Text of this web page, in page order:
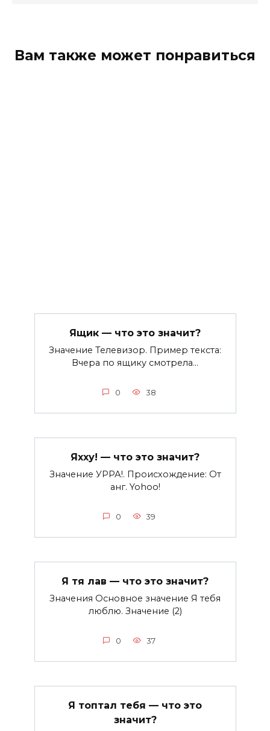
Вам также может понравиться
Ящик — что это значит?
Значение Телевизор. Пример текста:
Вчера по ящику смотрела…
0 38
Яхху! — что это значит?
Значение УРРА!. Происхождение: От
анг. Yohoo!
0 39
Я тя лав — что это значит?
Значения Основное значение Я тебя
люблю. Значение (2)
0 37
Я топтал тебя — что это
значит?